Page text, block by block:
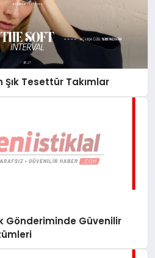
Tesettür Takımlar
Gönderiminde Güvenilir